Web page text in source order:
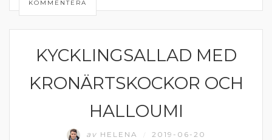
KOMMENTERA
DIPP OCH RÖROR
KYCKLINGSALLAD MED
KRONÄRTSKOCKOR OCH
HALLOUMI
av HELENA 2019-06-20